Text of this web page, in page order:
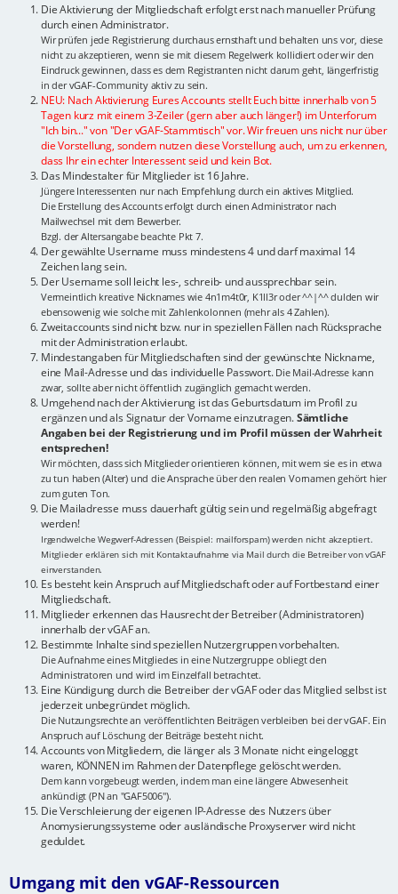
Die Aktivierung der Mitgliedschaft erfolgt erst nach manueller Prüfung
durch einen Administrator.
Wir prüfen jede Registrierung durchaus ernsthaft und behalten uns vor, diese
nicht zu akzeptieren, wenn sie mit diesem Regelwerk kollidiert oder wir den
Eindruck gewinnen, dass es dem Registranten nicht darum geht, längerfristig
in der vGAF-Community aktiv zu sein.
NEU: Nach Aktivierung Eures Accounts stellt Euch bitte innerhalb von 5
Tagen kurz mit einem 3-Zeiler (gern aber auch länger!) im Unterforum
"Ich bin..." von "Der vGAF-Stammtisch" vor. Wir freuen uns nicht nur über
die Vorstellung, sondern nutzen diese Vorstellung auch, um zu erkennen,
dass Ihr ein echter Interessent seid und kein Bot.
Das Mindestalter für Mitglieder ist 16 Jahre.
Jüngere Interessenten nur nach Empfehlung durch ein aktives Mitglied.
Die Erstellung des Accounts erfolgt durch einen Administrator nach
Mailwechsel mit dem Bewerber.
Bzgl. der Altersangabe beachte Pkt 7.
Der gewählte Username muss mindestens 4 und darf maximal 14
Zeichen lang sein.
Der Username soll leicht les-, schreib- und aussprechbar sein.
Vermeintlich kreative Nicknames wie 4n1m4t0r, K1ll3r oder ^^|^^ dulden wir
ebensowenig wie solche mit Zahlenkolonnen (mehr als 4 Zahlen).
Zweitaccounts sind nicht bzw. nur in speziellen Fällen nach Rücksprache
mit der Administration erlaubt.
Mindestangaben für Mitgliedschaften sind der gewünschte Nickname,
eine Mail-Adresse und das individuelle Passwort. Die Mail-Adresse kann
zwar, sollte aber nicht öffentlich zugänglich gemacht werden.
Umgehend nach der Aktivierung ist das Geburtsdatum im Profil zu
ergänzen und als Signatur der Vorname einzutragen.Sämtliche
Angaben bei der Registrierung und im Profil müssen der Wahrheit
entsprechen!
Wir möchten, dass sich Mitglieder orientieren können, mit wem sie es in etwa
zu tun haben (Alter) und die Ansprache über den realen Vornamen gehört hier
zum guten Ton.
Die Mailadresse muss dauerhaft gültig sein und regelmäßig abgefragt
werden!
Irgendwelche Wegwerf-Adressen (Beispiel: mailforspam) werden nicht akzeptiert.
Mitglieder erklären sich mit Kontaktaufnahme via Mail durch die Betreiber von vGAF
einverstanden.
Es besteht kein Anspruch auf Mitgliedschaft oder auf Fortbestand einer
Mitgliedschaft.
Mitglieder erkennen das Hausrecht der Betreiber (Administratoren)
innerhalb der vGAF an.
Bestimmte Inhalte sind speziellen Nutzergruppen vorbehalten.
Die Aufnahme eines Mitgliedes in eine Nutzergruppe obliegt den
Administratoren und wird im Einzelfall betrachtet.
Eine Kündigung durch die Betreiber der vGAF oder das Mitglied selbst ist
jederzeit unbegründet möglich.
Die Nutzungsrechte an veröffentlichten Beiträgen verbleiben bei der vGAF. Ein
Anspruch auf Löschung der Beiträge besteht nicht.
Accounts von Mitgliedern, die länger als 3 Monate nicht eingeloggt
waren, KÖNNEN im Rahmen der Datenpflege gelöscht werden.
Dem kann vorgebeugt werden, indem man eine längere Abwesenheit
ankündigt (PN an "GAF5006").
Die Verschleierung der eigenen IP-Adresse des Nutzers über
Anomysierungssysteme oder ausländische Proxyserver wird nicht
geduldet.
Umgang mit den vGAF-Ressourcen